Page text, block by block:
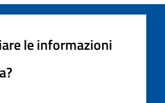
le informazioni